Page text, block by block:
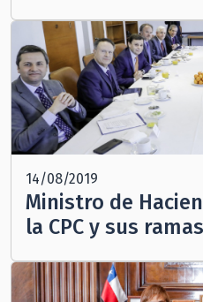
14/08/2019
Ministro de
la CPC y sus ramas